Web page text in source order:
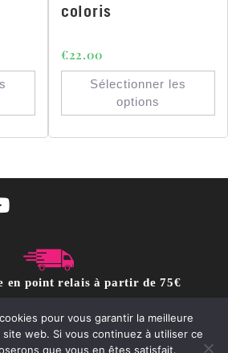
coloris
€22.00
Sélectionner les
options
en point relais à partir de 75€
pour vous garantir la meilleure
web. Si vous continuez à utiliser ce
que vous en êtes satisfait.